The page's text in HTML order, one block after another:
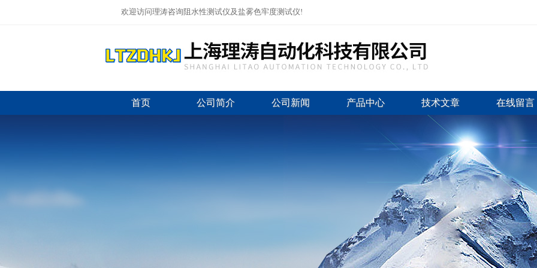
欢迎访问理涛咨询阻水性测试仪及盐雾色牢度测试仪!
首页 公司简介 公司新闻 产品中心 技术文章 在线留言